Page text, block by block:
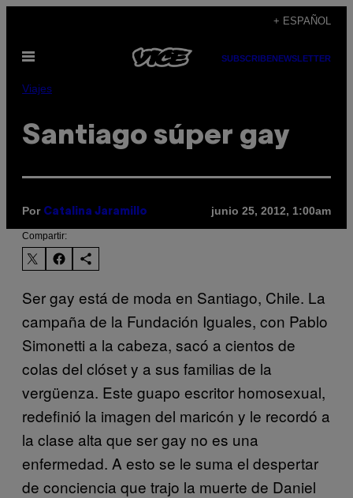
contenido
+ ESPAÑOL
Abrir
SUBSCRIBENEWSLETTER
Viajes
Santiago súper gay
Por Catalina Jaramillo junio 25, 2012, 1:00am
Compartir:
Ser gay está de moda en Santiago, Chile. La
campaña de la Fundación Iguales, con Pablo
Simonetti a la cabeza, sacó a cientos de
colas del clóset y a sus familias de la
vergüenza. Este guapo escritor homosexual,
redefinió la imagen del maricón y le recordó a
la clase alta que ser gay no es una
enfermedad. A esto se le suma el despertar
de conciencia que trajo la muerte de Daniel